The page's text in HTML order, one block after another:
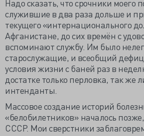
Надо сказать, что срочники моего
служившие в два раза дольше и
текущего «интернационального
Афганистане, до сих времён с
вспоминают службу. Им было
старослужащие, и всеобщий
условия жизни с баней раз в
достатке только перловка, так же
интенданты.
Массовое создание историй
«белобилетников» началось
СССР. Мои сверстники